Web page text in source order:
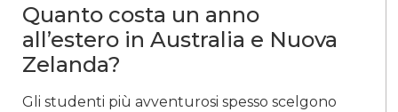
Quanto costa un anno
all’estero in Australia e Nuova
Zelanda?
Gli studenti più avventurosi spesso scelgono